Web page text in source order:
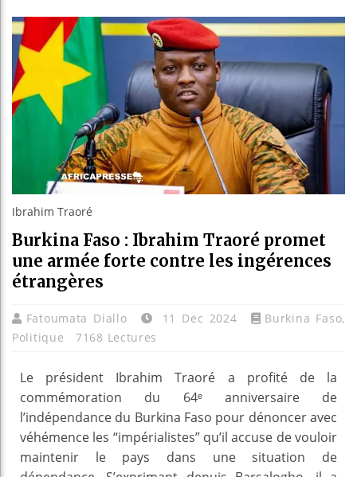
Guinée
Bénin :
Ibrahim Traoré
Burkina Faso : Ibrahim Traoré promet
une armée forte contre les ingérences
étrangères
Fatoumata Diallo 11 Dec 2024 Burkina Faso,
Politique
7168 Lectures
Le président Ibrahim Traoré a profité de la
commémoration du 64ᵉ anniversaire de
l’indépendance du Burkina Faso pour dénoncer avec
véhémence les “impérialistes” qu’il accuse de vouloir
maintenir le pays dans une situation de